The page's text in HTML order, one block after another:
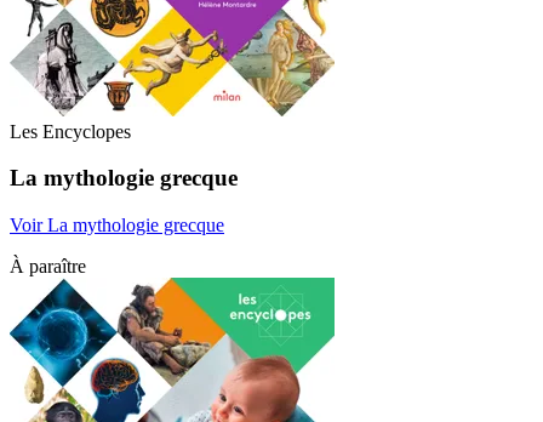
Les Encyclopes
La mythologie grecque
Voir La mythologie grecque
À paraître